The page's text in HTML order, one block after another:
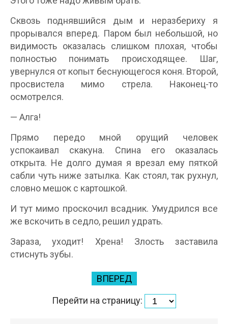
Сквозь поднявшийся дым и неразбериху я
прорывался вперед. Паром был небольшой, но
видимость оказалась слишком плохая, чтобы
полностью понимать происходящее. Шаг,
увернулся от копыт беснующегося коня. Второй,
просвистела мимо стрела. Наконец-то
осмотрелся.
— Алга!
Прямо передо мной орущий человек
успокаивал скакуна. Спина его оказалась
открыта. Не долго думая я врезал ему пяткой
сабли чуть ниже затылка. Как стоял, так рухнул,
словно мешок с картошкой.
И тут мимо проскочил всадник. Умудрился все
же вскочить в седло, решил удрать.
Зараза, уходит! Хрена! Злость заставила
стиснуть зубы.
ВПЕРЕД
Перейти на страницу: